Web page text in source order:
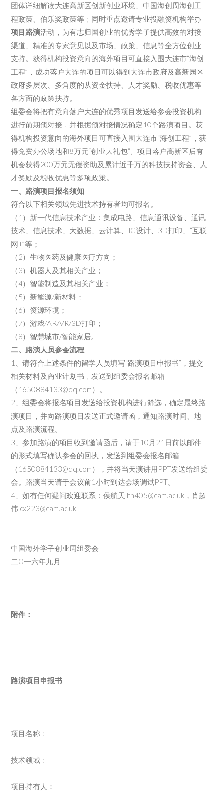
团体详细解读大连高新区创新创业环境、中国海创周海创工
程政策、伯乐奖政策等；同时重点邀请专业投融资机构举办
项目路演活动，为有志归国创业的优秀学子提供高效的对接
渠道、精准的专家意见以及市场、政策、信息等全方位创业
支持。获得机构投资意向的海外项目可直接入围大连市“海创
工程”，成功落户大连的项目可以得到大连市政府及高新园区
政府多层次、多角度的从资金扶持、人才奖励、税收优惠等
各方面的政策扶持。
组委会将把有意向落户大连的优秀项目发送给参会投资机构
进行前期预对接，并根据预对接情况确定10个路演项目。获
得机构投资意向的海外项目可直接入围大连市“海创工程”，获
得免费办公场地和8万元“创业大礼包”。项目落户高新区后有
机会获得200万元无偿资助及累计近千万的科技扶持资金、人
才奖励及税收优惠等多项政策。
一、路演项目报名须知
符合以下相关领域先进技术持有者均可报名。
（1）新一代信息技术产业：集成电路、信息通讯设备、通讯
技术、信息技术、大数据、云计算、IC设计、3D打印、“互联
网+”等；
（2）生物医药及健康医疗方向；
（3）机器人及其相关产业；
（4）智能制造及其相关产业；
（5）新能源/新材料；
（6）资源环境；
（7）游戏/AR/VR/3D打印；
（8）智慧城市/智能家居。
二、路演人员参会流程
1、请符合上述条件的留学人员填写“路演项目申报书”，提交
相关材料及商业计划书，发送到组委会报名邮箱
（1650884133@qq.com）。
2、组委会将报名项目发送给投资机构进行筛选，确定最终路
演项目，并向路演项目发送正式邀请函，通知路演时间、地
点及路演流程。
3、参加路演的项目收到邀请函后，请于10月21日前以邮件
的形式填写确认参会的回执，发送到组委会报名邮箱
（1650884133@qq.com），并将当天演讲用PPT发送给组委
会。路演当天请于会议前1小时到达会场调试PPT。
4、如有任何疑问欢迎联系：侯航天 hh405@cam.ac.uk，肖超
伟 cx223@cam.ac.uk
中国海外学子创业周组委会
二O一六年九月
附件：
路演项目申报书
项目名称：
技术领域：
项目持有人：